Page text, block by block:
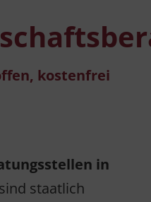
kostenfrei
in
sind staatlich